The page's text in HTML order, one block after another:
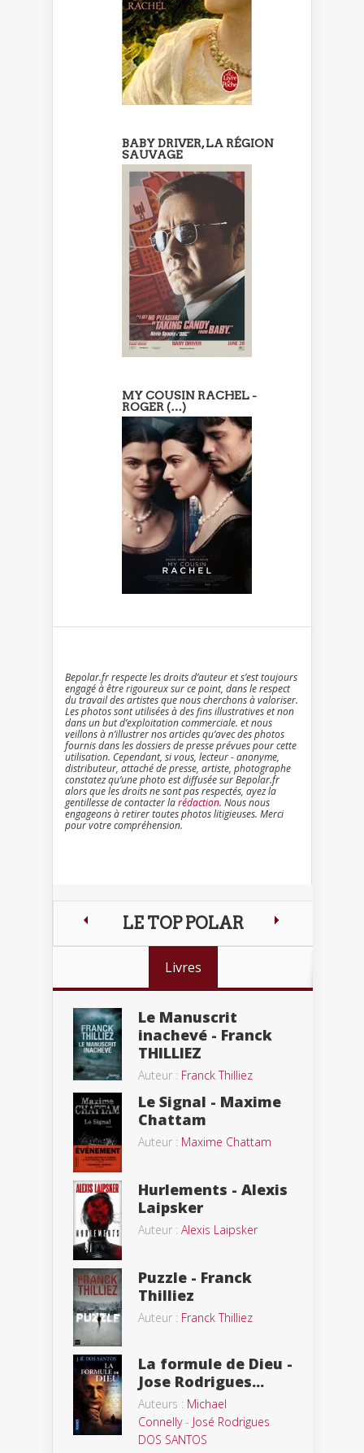
BABY DRIVER, LA RÉGION
SAUVAGE
MY COUSIN RACHEL -
ROGER (…)
Bepolar.fr respecte les droits d’auteur et s’est toujours
engagé à être rigoureux sur ce point, dans le respect
du travail des artistes que nous cherchons à valoriser.
Les photos sont utilisées à des fins illustratives et non
dans un but d’exploitation commerciale. et nous
veillons à n’illustrer nos articles qu’avec des photos
fournis dans les dossiers de presse prévues pour cette
utilisation. Cependant, si vous, lecteur - anonyme,
distributeur, attaché de presse, artiste, photographe
constatez qu’une photo est diffusée sur Bepolar.fr
alors que les droits ne sont pas respectés, ayez la
gentillesse de contacter larédaction. Nous nous
engageons à retirer toutes photos litigieuses. Merci
pour votre compréhension.
LE TOP POLAR
Livres
Le Manuscrit
inachevé - Franck
THILLIEZ
Auteur : Franck Thilliez
Le Signal - Maxime
Chattam
Auteur : Maxime Chattam
Hurlements - Alexis
Laipsker
Auteur : Alexis Laipsker
Puzzle - Franck
Thilliez
Auteur : Franck Thilliez
La formule de Dieu -
Jose Rodrigues...
Auteurs : Michael
Connelly- José Rodrigues
DOS SANTOS